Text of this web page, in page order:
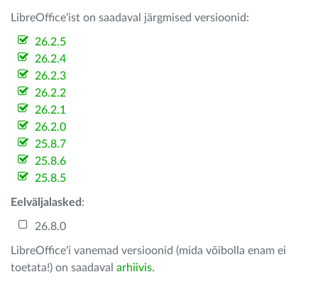
LibreOffice'ist on saadaval järgmised versioonid:
26.2.5
26.2.4
26.2.3
26.2.2
26.2.1
26.2.0
25.8.7
25.8.6
25.8.5
Eelväljalasked :
26.8.0
LibreOffice'i vanemad versioonid (mida võibolla enam ei
toetata!) on saadaval arhiivis.